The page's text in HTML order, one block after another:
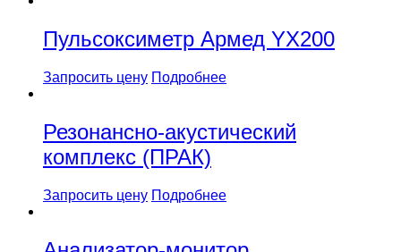
Пульсоксиметр Армед YX200
Запросить цену Подробнее
Резонансно-акустический
комплекс (ПРАК)
Запросить цену Подробнее